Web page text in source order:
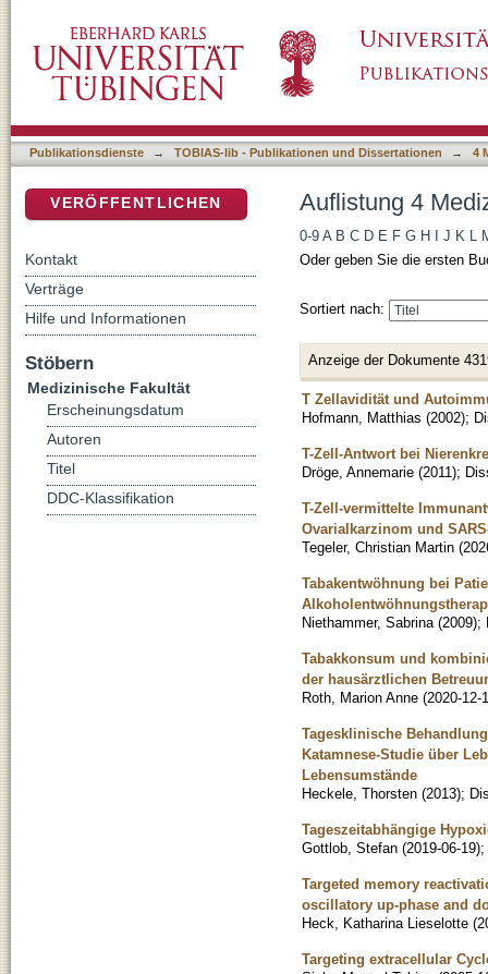
Publikationsdienste → TOBIAS-lib - Publikationen und Dissertationen → 4
Auflistung 4
0-9 A B C D E F G H J K L
Oder geben Sie die ersten
Sortiert nach:
Anzeige der Dokumente
T Zellavidität und
Hofmann, Matthias (2002);
T-Zell-Antwort bei
Dröge, Annemarie (2011);
T-Zell-vermittelte
Ovarialkarzinom und
Tegeler, Christian Martin (
Tabakentwöhnung bei
Niethammer, Sabrina (2009);
Tabakkonsum und
der hausärztlichen
Roth, Marion Anne (2020-12-
Tagesklinische
Katamnese-Studie über
Lebensumstände
Heckele, Thorsten (2013);
Tageszeitabhängige
Gottlob, Stefan (2019-06-19);
Targeted memory
oscillatory up-phase and
Heck, Katharina Lieselotte (
Targeting extracellular
VERÖFFENTLICHEN
Kontakt
Verträge
Hilfe und Informationen
Stöbern
Medizinische Fakultät
Erscheinungsdatum
Autoren
Titel
DDC-Klassifikation